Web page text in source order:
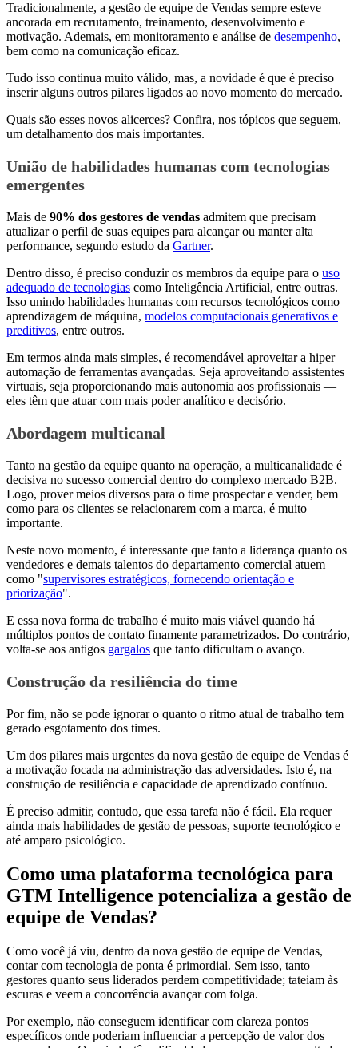
Tradicionalmente, a gestão de equipe de Vendas sempre esteve
ancorada em recrutamento, treinamento, desenvolvimento e
motivação. Ademais, em monitoramento e análise de desempenho,
bem como na comunicação eficaz.
Tudo isso continua muito válido, mas, a novidade é que é preciso
inserir alguns outros pilares ligados ao novo momento do mercado.
Quais são esses novos alicerces? Confira, nos tópicos que seguem,
um detalhamento dos mais importantes.
União de habilidades humanas com tecnologias
emergentes
Mais de 90% dos gestores de vendas admitem que precisam
atualizar o perfil de suas equipes para alcançar ou manter alta
performance, segundo estudo da Gartner.
Dentro disso, é preciso conduzir os membros da equipe para o uso
adequado de tecnologias como Inteligência Artificial, entre outras.
Isso unindo habilidades humanas com recursos tecnológicos como
aprendizagem de máquina, modelos computacionais generativos e
preditivos, entre outros.
Em termos ainda mais simples, é recomendável aproveitar a hiper
automação de ferramentas avançadas. Seja aproveitando assistentes
virtuais, seja proporcionando mais autonomia aos profissionais —
eles têm que atuar com mais poder analítico e decisório.
Abordagem multicanal
Tanto na gestão da equipe quanto na operação, a multicanalidade é
decisiva no sucesso comercial dentro do complexo mercado B2B.
Logo, prover meios diversos para o time prospectar e vender, bem
como para os clientes se relacionarem com a marca, é muito
importante.
Neste novo momento, é interessante que tanto a liderança quanto os
vendedores e demais talentos do departamento comercial atuem
como "supervisores estratégicos, fornecendo orientação e
priorização".
E essa nova forma de trabalho é muito mais viável quando há
múltiplos pontos de contato finamente parametrizados. Do contrário,
volta-se aos antigos gargalos que tanto dificultam o avanço.
Construção da resiliência do time
Por fim, não se pode ignorar o quanto o ritmo atual de trabalho tem
gerado esgotamento dos times.
Um dos pilares mais urgentes da nova gestão de equipe de Vendas é
a motivação focada na administração das adversidades. Isto é, na
construção de resiliência e capacidade de aprendizado contínuo.
É preciso admitir, contudo, que essa tarefa não é fácil. Ela requer
ainda mais habilidades de gestão de pessoas, suporte tecnológico e
até amparo psicológico.
Como uma plataforma tecnológica para
GTM Intelligence potencializa a gestão de
equipe de Vendas?
Como você já viu, dentro da nova gestão de equipe de Vendas,
contar com tecnologia de ponta é primordial. Sem isso, tanto
gestores quanto seus liderados perdem competitividade; tateiam às
escuras e veem a concorrência avançar com folga.
Por exemplo, não conseguem identificar com clareza pontos
específicos onde poderiam influenciar a percepção de valor dos